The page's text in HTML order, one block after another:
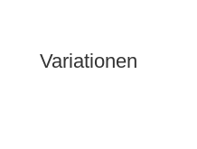
Variationen